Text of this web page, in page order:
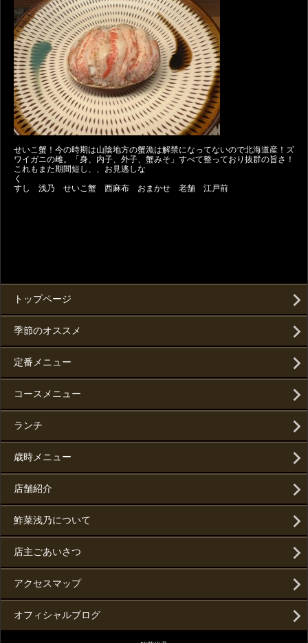
せいこ蟹！今の時期は山陰地方の蟹漁は解禁になってないので北海道産！ズ
ワイガニの雌。「身、内子、外子、蟹みそ」すべて整っており抜群の旨さ！
これもまた期間短し、、お見逃しな
すし 浅乃 せいこ蟹 西麻布 おまかせ 老舗 江戸前
トップページ
季節のオススメ
定番メニュー
コースメニュー
ランチ
歳時メニュー
店舗紹介
鮓菜浅乃について
店主ごあいさつ
アクセスマップ
オフィシャルブログ